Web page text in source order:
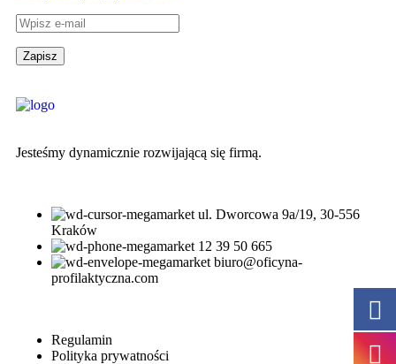
Jesteśmy dynamicznie rozwijającą się firmą.
ul. Dworcowa 9a/19, 30-556
Kraków
12 39 50 665
biuro@oficyna-
profilaktyczna.com
Regulamin
Polityka prywatności